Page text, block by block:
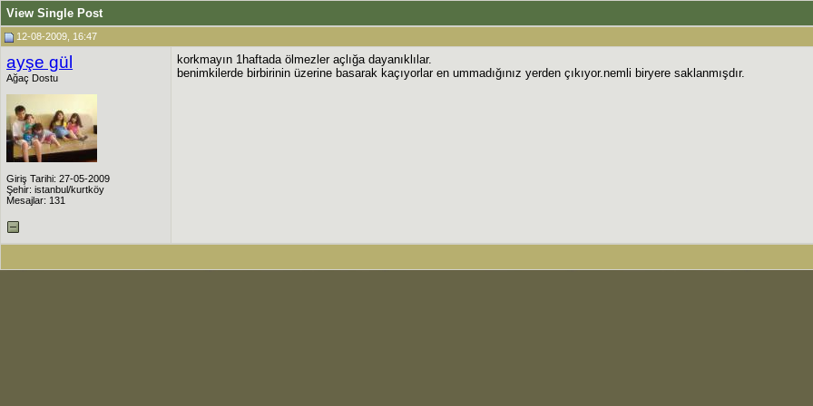
View Single Post
12-08-2009, 16:47
ayşe gül
Ağaç Dostu
Giriş Tarihi: 27-05-2009
Şehir: istanbul/kurtköy
Mesajlar: 131
korkmayın 1haftada ölmezler açlığa dayanıklılar.
benimkilerde birbirinin üzerine basarak kaçıyorlar en ummadığınız yerden çıkıyor.nemli biryere saklanmışdır.